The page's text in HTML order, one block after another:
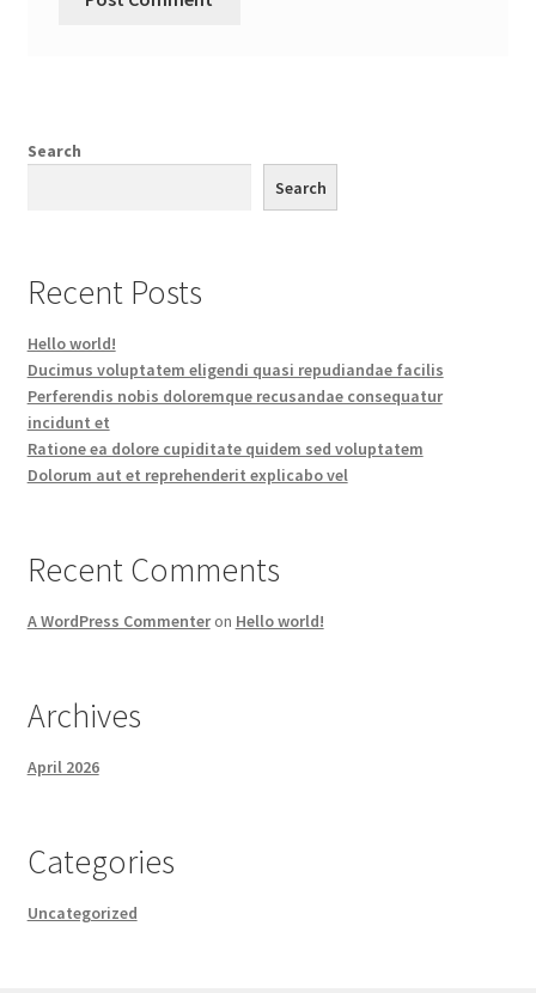
Search
Search
Recent Posts
Hello world!
Ducimus voluptatem eligendi quasi repudiandae facilis
Perferendis nobis doloremque recusandae consequatur
incidunt et
Ratione ea dolore cupiditate quidem sed voluptatem
Dolorum aut et reprehenderit explicabo vel
Recent Comments
A WordPress Commenteron Hello world!
Archives
April 2026
Categories
Uncategorized